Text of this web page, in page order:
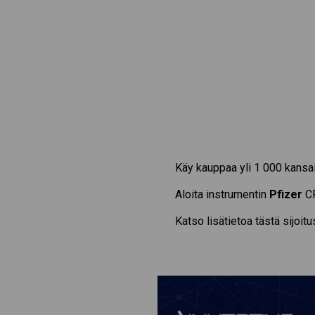
Käy kauppaa yli 1 000
Aloita instrumentin Pfizer
Katso lisätietoa tästä